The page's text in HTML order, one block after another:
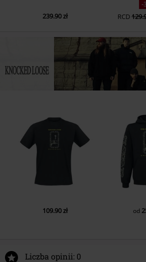
239.90 zł
-
RCD
109.90 zł od
Liczba opinii: 0